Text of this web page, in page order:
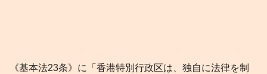
《基本法23条》に「香港特別行政区は、独自に法律を制